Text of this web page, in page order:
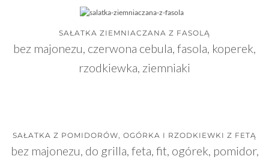
SAŁATKA ZIEMNIACZANA Z FASOLĄ
bez majonezu, czerwona cebula, fasola, koperek,
rzodkiewka, ziemniaki
SAŁATKA Z POMIDORÓW, OGÓRKA I RZODKIEWKI Z FETĄ
bez majonezu, do grilla, feta, fit, ogórek, pomidor,